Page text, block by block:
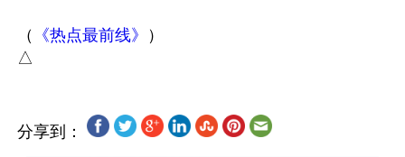
（ 《热点最前线》
）
分享到：